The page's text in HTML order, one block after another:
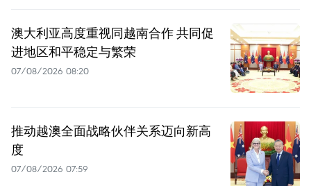
澳大利亚高度重视同越南合作 共同促
进地区和平稳定与繁荣
07/08/2026 08:20
推动越澳全面战略伙伴关系迈向新高
度
07/08/2026 07:59